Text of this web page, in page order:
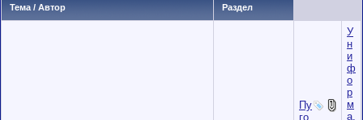
Тема / Автор Раздел
Пу
го
У
н
и
ф
о
р
м
а,